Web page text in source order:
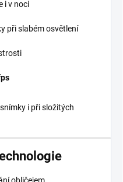
i v noci
při slabém osvětlení
i při složitých